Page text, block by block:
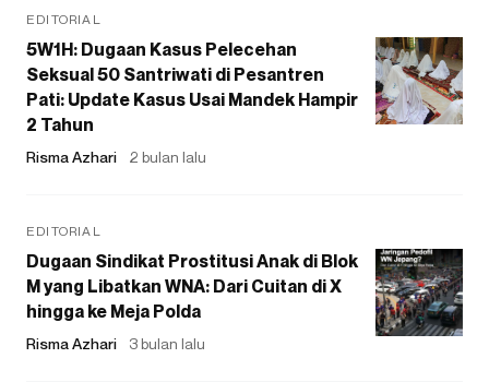
EDITORIAL
5W1H: Dugaan Kasus Pelecehan
Seksual 50 Santriwati di Pesantren
Pati: Update Kasus Usai Mandek Hampir
2 Tahun
Risma Azhari 2 bulan lalu
EDITORIAL
Dugaan Sindikat Prostitusi Anak di Blok
M yang Libatkan WNA: Dari Cuitan di X
hingga ke Meja Polda
Risma Azhari 3 bulan lalu